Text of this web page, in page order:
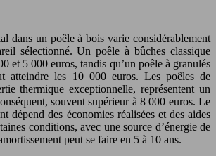
dans un poêle à bois varie considérablement
sélectionné. Un poêle à bûches classique
et 5 000 euros, tandis qu’un poêle à granulés
atteindre les 10 000 euros. Les poêles de
thermique exceptionnelle, représentent un
souvent supérieur à 8 000 euros. Le
dépend des économies réalisées et des aides
conditions, avec une source d’énergie de
peut se faire en 5 à 10 ans.